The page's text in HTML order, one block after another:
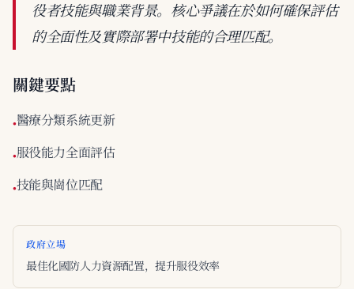
役者技能與職業背景。核心爭議在於如何確保評估
的全面性及實際部署中技能的合理匹配。
關鍵要點
•醫療分類系統更新
•服役能力全面評估
•技能與崗位匹配
政府立場
最佳化國防人力資源配置，提升服役效率